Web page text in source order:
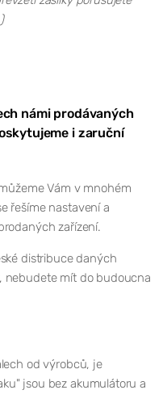
námi prodávaných
i zaruční
Vám v mnohém
řešíme nastavení a
zařízení.
distribuce daných
nebudete mít do budoucna
od výrobců, je
jsou bez akumulátoru a